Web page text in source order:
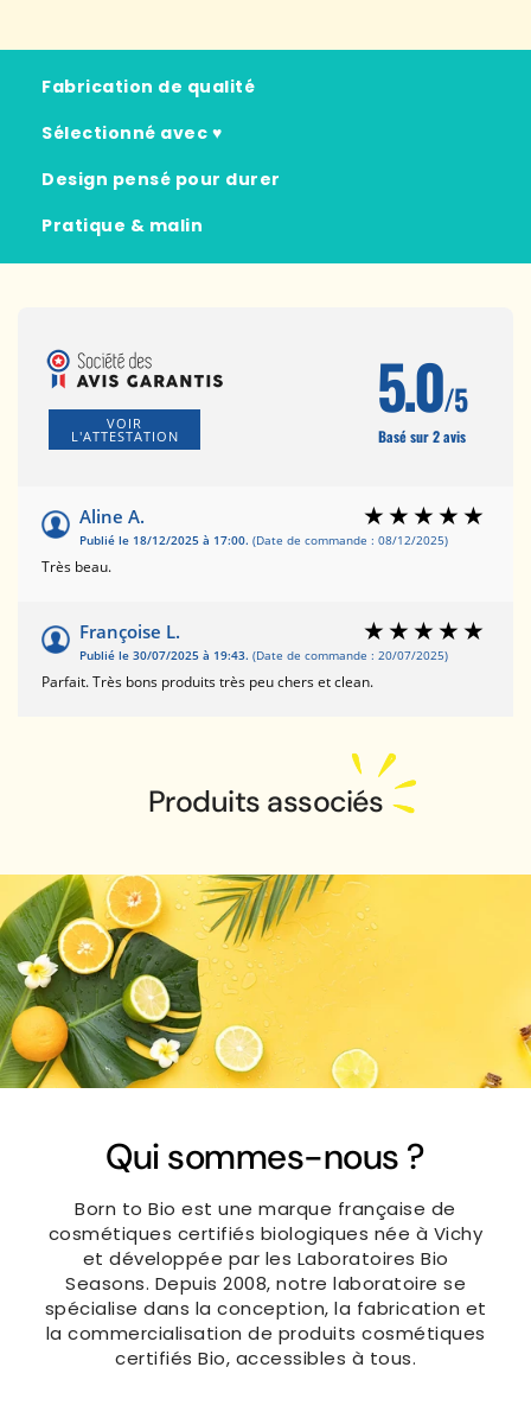
Fabrication de qualité
Sélectionné avec ♥
Design pensé pour durer
Pratique & malin
VOIR
L'ATTESTATION
5.0/5
Basé sur 2 avis
Aline A.
Publié le 18/12/2025 à 17:00. (Date de commande : 08/12/2025)
Très beau.
Françoise L.
Publié le 30/07/2025 à 19:43. (Date de commande : 20/07/2025)
Parfait. Très bons produits très peu chers et clean.
Produits associés
Qui sommes-nous ?
Born to Bio est une marque française de
cosmétiques certifiés biologiques née à Vichy
et développée par les Laboratoires Bio
Seasons. Depuis 2008, notre laboratoire se
spécialise dans la conception, la fabrication et
la commercialisation de produits cosmétiques
certifiés Bio, accessibles à tous.